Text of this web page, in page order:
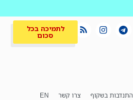
לתמיכה בכל
סכום
התנדבות בשקוף צרו קשר EN